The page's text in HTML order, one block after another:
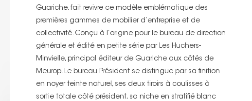
Guariche, fait revivre ce modèle emblématique des
premières gammes de mobilier d’entreprise et de
collectivité. Conçu à l’origine pour le bureau de direction
générale et édité en petite série par Les Huchers-
Minvielle, principal éditeur de Guariche aux côtés de
Meurop. Le bureau Président se distingue par sa finition
en noyer teinte naturel, ses deux tiroirs à coulisses à
sortie totale côté président, sa niche en stratifié blanc